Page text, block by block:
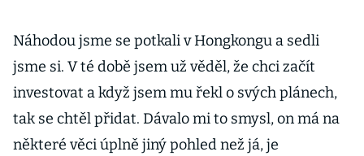
Náhodou jsme se potkali v Hongkongu a sedli
jsme si. V té době jsem už věděl, že chci začít
investovat a když jsem mu řekl o svých plánech,
tak se chtěl přidat. Dávalo mi to smysl, on má na
některé věci úplně jiný pohled než já, je